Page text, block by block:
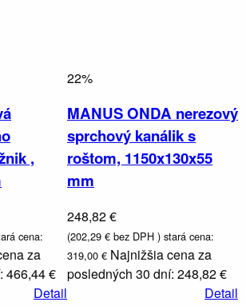
,
cena:
za
466,44 €
Detail
22%
MANUS ONDA nerezový
sprchový kanálik s
roštom, 1150x130x55
mm
248,82 €
(202,29 € bez DPH ) stará cena:
319,00 € Najnižšia cena za
posledných 30 dní: 248,82 €
Detail